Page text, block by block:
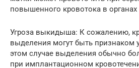
повышенного кровотока в органах
Угроза выкидыша: К сожалению,
выделения могут быть
этом случае выделения обычно
при имплантационном